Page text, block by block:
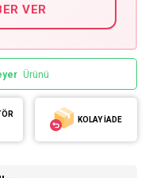
VER
Ürünü
KOLAY İADE